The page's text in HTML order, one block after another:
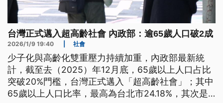
台灣正式邁入超高齡社會 內政部：逾65歲人口破2成
2026/1/9 19:40 社會
少子化與高齡化雙重壓力持續加重，內政部最新統
計，截至去（2025）年12月底，65歲以上人口占比
突破20%門檻，台灣正式邁入「超高齡社會」；其中
65歲以上人口比率，最高為台北市24.18%，其次是